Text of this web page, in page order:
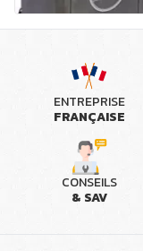
ENTREPRISE
FRANÇAISE
CONSEILS
& SAV